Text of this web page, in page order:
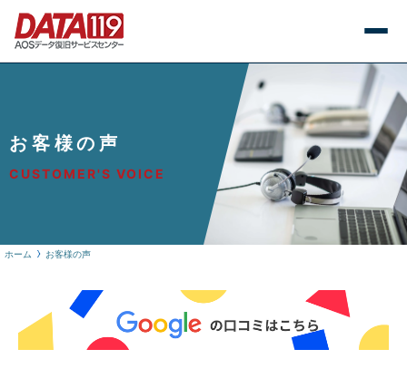
お客様の声
CUSTOMER'S VOICE
ホーム お客様の声